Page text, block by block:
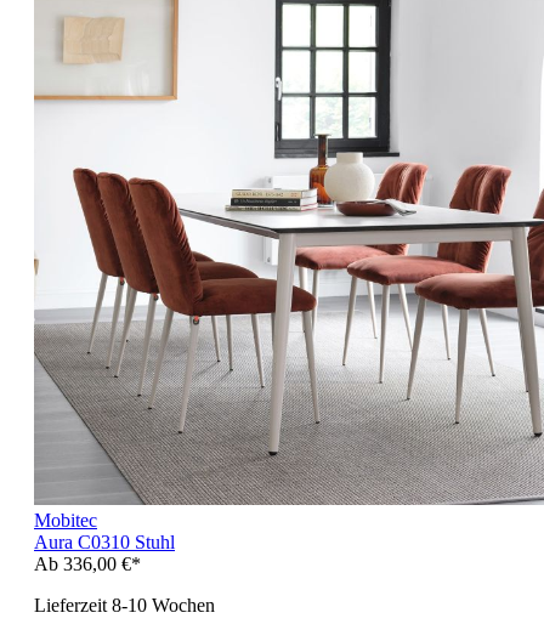
Mobitec
Aura C0310 Stuhl
Ab 336,00 €*
Lieferzeit 8-10 Wochen